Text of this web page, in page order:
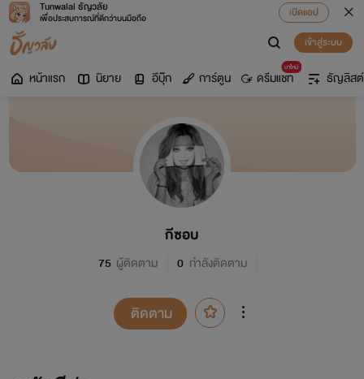
Tunwalai ธัญวลัย
เพื่อประสบการณ์ที่ดีกว่าบนมือถือ
เปิดแอป
เข้าสู่ระบบ
หน้าแรก นิยาย อีบุ๊ก การ์ตูน
มาใหม่
ดรีมแชท ธัญลิสต์
กีซอบ
75 ผู้ติดตาม 0 กำลังติดตาม
ติดตาม